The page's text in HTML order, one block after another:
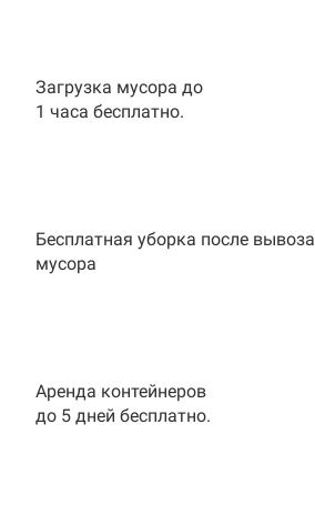
Загрузка мусора до
1 часа бесплатно.
Бесплатная уборка после вывоза
мусора
Аренда контейнеров
до 5 дней бесплатно.